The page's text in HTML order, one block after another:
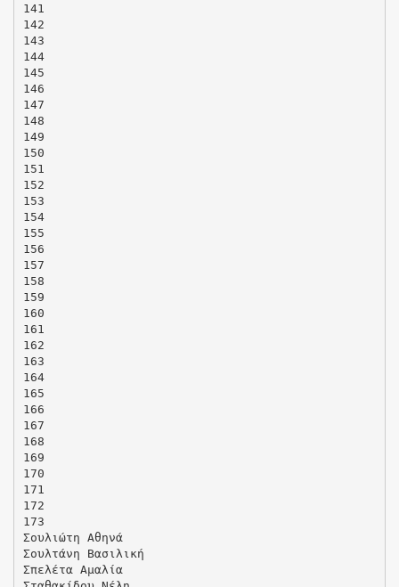
141
142
143
144
145
146
147
148
149
150
151
152
153
154
155
156
157
158
159
160
161
162
163
164
165
166
167
168
169
170
171
172
173
Σουλιώτη Αθηνά
Σουλτάνη Βασιλική
Σπελέτα Αμαλία